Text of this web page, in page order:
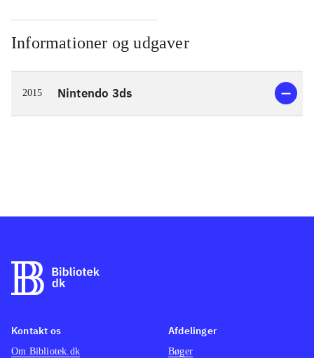
Informationer og udgaver
2015 Nintendo 3ds
Kontakt os
Om Bibliotek.dk
Afdelinger
Bøger